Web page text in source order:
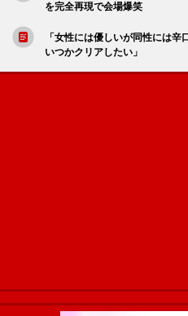
を完全再現で会場爆笑
「女性には優しいが同性には
いつかクリアしたい」